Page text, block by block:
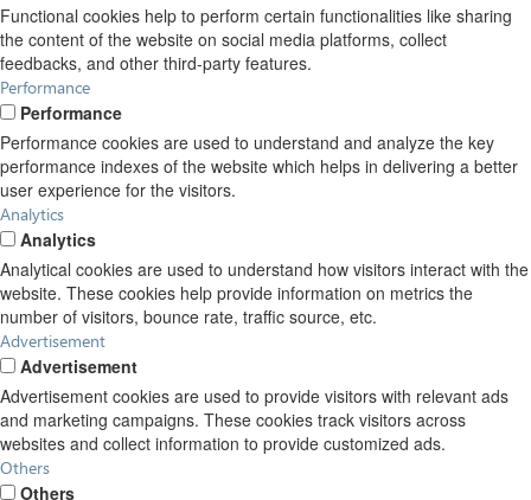
Functional cookies help to perform certain functionalities like sharing
the content of the website on social media platforms, collect
feedbacks, and other third-party features.
Performance
Performance
Performance cookies are used to understand and analyze the key
performance indexes of the website which helps in delivering a better
user experience for the visitors.
Analytics
Analytics
Analytical cookies are used to understand how visitors interact with the
website. These cookies help provide information on metrics the
number of visitors, bounce rate, traffic source, etc.
Advertisement
Advertisement
Advertisement cookies are used to provide visitors with relevant ads
and marketing campaigns. These cookies track visitors across
websites and collect information to provide customized ads.
Others
Others